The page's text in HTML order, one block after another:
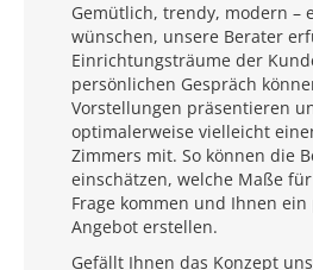
Gemütlich, trendy, modern –
wünschen, unsere Berater
Einrichtungsträume der
persönlichen Gespräch
Vorstellungen präsentieren
optimalerweise vielleicht
Zimmers mit. So können die
einschätzen, welche Maße
Frage kommen und Ihnen ein
Angebot erstellen.
Gefällt Ihnen das Konzept